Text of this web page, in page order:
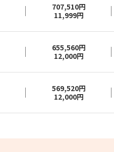
707,510円
11,999円
655,560円
12,000円
569,520円
12,000円